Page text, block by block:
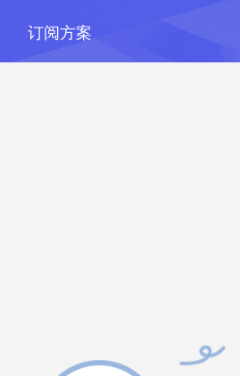
订阅方案